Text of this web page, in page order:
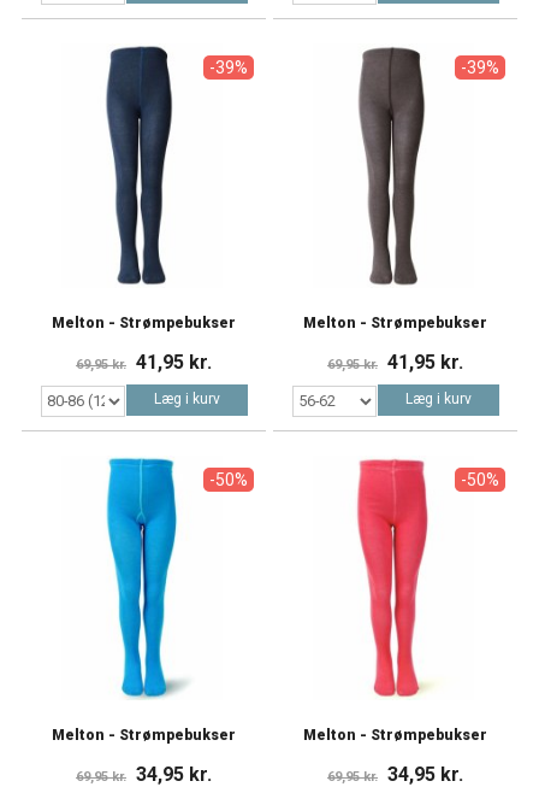
-39%
Melton - Strømpebukser
69,95 kr. 41,95 kr.
Læg i kurv
-39%
Melton - Strømpebukser
69,95 kr. 41,95 kr.
Læg i kurv
-50%
Melton - Strømpebukser
69,95 kr. 34,95 kr.
-50%
Melton - Strømpebukser
69,95 kr. 34,95 kr.